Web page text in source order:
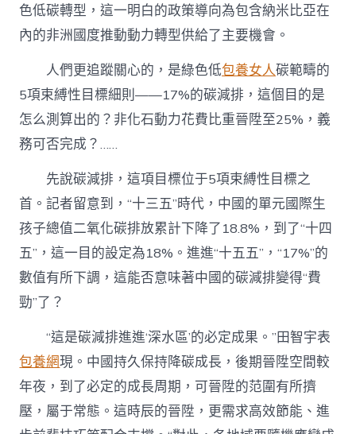
色低碳轉型，這一明白的政策導向為包含納米比亞在
內的非洲國度推動動力轉型供給了主要機會。
人們更追蹤關心的，是綠色低包養女人碳範疇的
5項束縛性目標細則——17%的碳減排，這個目的是
怎么測算出的？非化石動力花費比重晉陞至25%，義
務可否完成？……
先說碳減排，這項目標位于5項束縛性目標之
首。記者留意到，“十三五”時代，中國的單元國際生
孩子總值二氧化碳排放累計下降了18.8%，到了“十四
五”，這一目的設定為18%。進進“十五五”，“17%”的
數值有所下調，這能否意味著中國的碳減排變得“費
勁”了？
“這是碳減排進進‘深水區’的必定成果。”田智宇表
包養網現。中國持久保持降碳成長，後期晉陞空間較
年夜，到了必定的成長周期，可晉陞的范圍有所擠
壓，屬于常態。這時辰的晉陞，更需求高效節能、進